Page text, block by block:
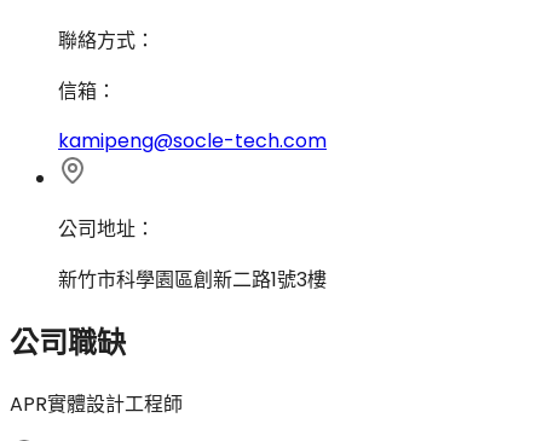
聯絡方式：
信箱：
kamipeng@socle-tech.com
公司地址：
新竹市科學園區創新二路1號3樓
公司職缺
APR實體設計工程師